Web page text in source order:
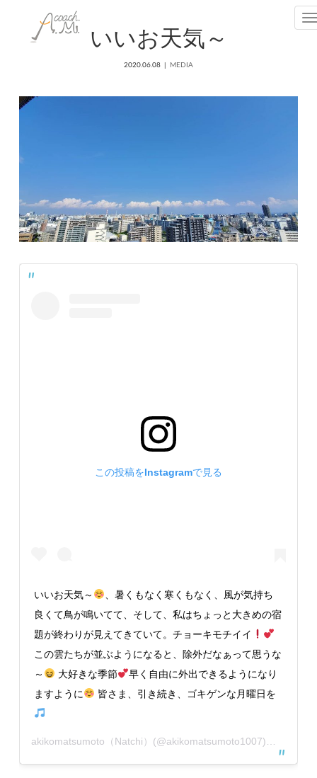
いいお天気～
2020.06.08 MEDIA
この投稿をInstagramで見る
いいお天気～
、暑くもなく寒くもなく、風が気持ち
良くて鳥が鳴いてて、そして、私はちょっと大きめの宿
題が終わりが見えてきていて。チョーキモチイイ
この雲たちが並ぶようになると、除外だなぁって思うな
～
大好きな季節
早く自由に外出できるようになり
ますように
皆さま、引き続き、ゴキゲンな月曜日を
akikomatsumoto（Natchi） (@akikomatsumoto1007)がシェアした投稿 –